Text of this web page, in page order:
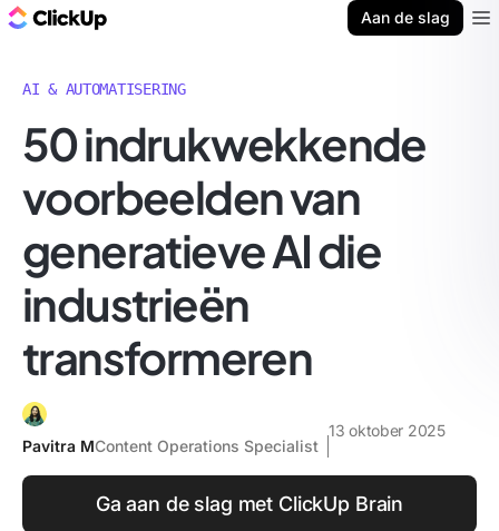
Aan de slag
AI & AUTOMATISERING
50 indrukwekkende
voorbeelden van
generatieve AI die
industrieën
transformeren
Pavitra MContent Operations Specialist
13 oktober 2025
Ga aan de slag met ClickUp Brain